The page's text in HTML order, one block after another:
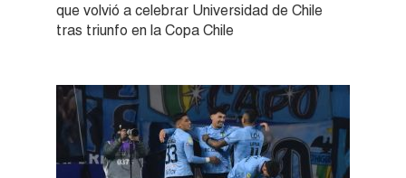
que volvió a celebrar Universidad de Chile
tras triunfo en la Copa Chile